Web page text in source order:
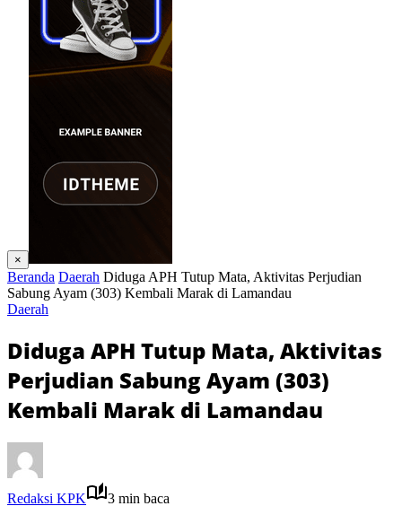
×
Beranda Daerah Diduga APH Tutup Mata, Aktivitas Perjudian
Sabung Ayam (303) Kembali Marak di Lamandau
Daerah
Diduga APH Tutup Mata, Aktivitas
Perjudian Sabung Ayam (303)
Kembali Marak di Lamandau
Redaksi KPK
3 min baca